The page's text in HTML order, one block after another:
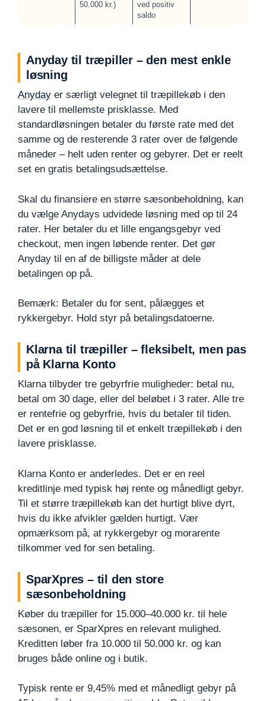
50.000 kr.)
ved positiv
saldo
Anyday til træpiller – den mest enkle
løsning
Anyday er særligt velegnet til træpillekøb i den
lavere til mellemste prisklasse. Med
standardløsningen betaler du første rate med det
samme og de resterende 3 rater over de følgende
måneder – helt uden renter og gebyrer. Det er reelt
set en gratis betalingsudsættelse.
Skal du finansiere en større sæsonbeholdning, kan
du vælge Anydays udvidede løsning med op til 24
rater. Her betaler du et lille engangsgebyr ved
checkout, men ingen løbende renter. Det gør
Anyday til en af de billigste måder at dele
betalingen op på.
Bemærk: Betaler du for sent, pålægges et
rykkergebyr. Hold styr på betalingsdatoerne.
Klarna til træpiller – fleksibelt, men pas
på Klarna Konto
Klarna tilbyder tre gebyrfrie muligheder: betal nu,
betal om 30 dage, eller del beløbet i 3 rater. Alle tre
er rentefrie og gebyrfrie, hvis du betaler til tiden.
Det er en god løsning til et enkelt træpillekøb i den
lavere prisklasse.
Klarna Konto er anderledes. Det er en reel
kreditlinje med typisk høj rente og månedligt gebyr.
Til et større træpillekøb kan det hurtigt blive dyrt,
hvis du ikke afvikler gælden hurtigt. Vær
opmærksom på, at rykkergebyr og morarente
tilkommer ved for sen betaling.
SparXpres – til den store
sæsonbeholdning
Køber du træpiller for 15.000–40.000 kr. til hele
sæsonen, er SparXpres en relevant mulighed.
Kreditten løber fra 10.000 til 50.000 kr. og kan
bruges både online og i butik.
Typisk rente er 9,45% med et månedligt gebyr på